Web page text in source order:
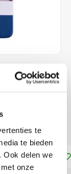
te
te bieden
Ook delen we
onze